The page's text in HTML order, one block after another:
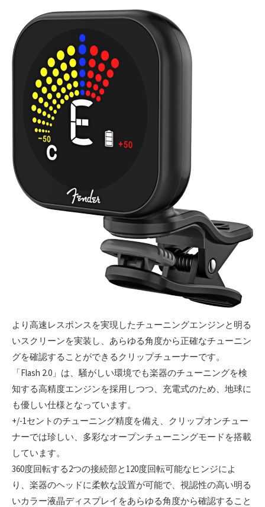
より高速レスポンスを実現したチューニングエンジンと明る
いスクリーンを実装し、あらゆる角度から正確なチューニン
グを確認することができるクリップチューナーです。
「Flash 2.0」は、騒がしい環境でも楽器のチューニングを検
知する高精度エンジンを採用しつつ、充電式のため、地球に
も優しい仕様となっています。
+/-1セントのチューニング精度を備え、クリップオンチュー
ナーでは珍しい、多彩なオープンチューニングモードを搭載
しています。
360度回転する2つの接続部と120度回転可能なヒンジによ
り、楽器のヘッドに柔軟な設置が可能で、視認性の高い明る
いカラー液晶ディスプレイをあらゆる角度から確認すること